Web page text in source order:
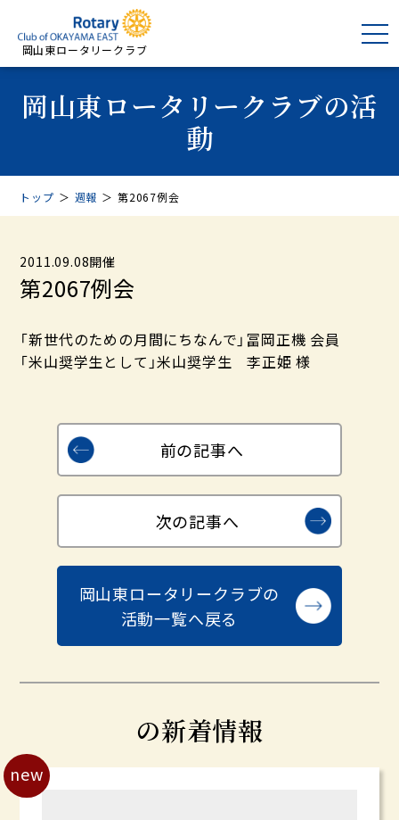
岡山東ロータリークラブ
岡山東ロータリークラブの活
動
トップ ＞ 週報 ＞ 第2067例会
2011.09.08開催
第2067例会
「新世代のための月間にちなんで」冨岡正機 会員
「米山奨学生として」米山奨学生 李正姫 様
前の記事へ
岡山東ロータリークラブの
活動一覧へ戻る
次の記事へ
の新着情報
new